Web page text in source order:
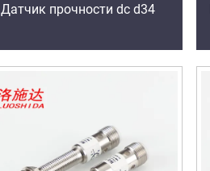
Датчик прочности dc d34